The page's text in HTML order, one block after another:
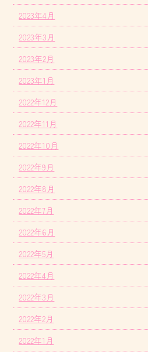
2023年4月
2023年3月
2023年2月
2023年1月
2022年12月
2022年11月
2022年10月
2022年9月
2022年8月
2022年7月
2022年6月
2022年5月
2022年4月
2022年3月
2022年2月
2022年1月